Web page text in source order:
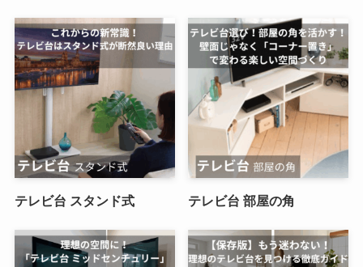
テレビ台 スタンド式 テレビ台 部屋の角